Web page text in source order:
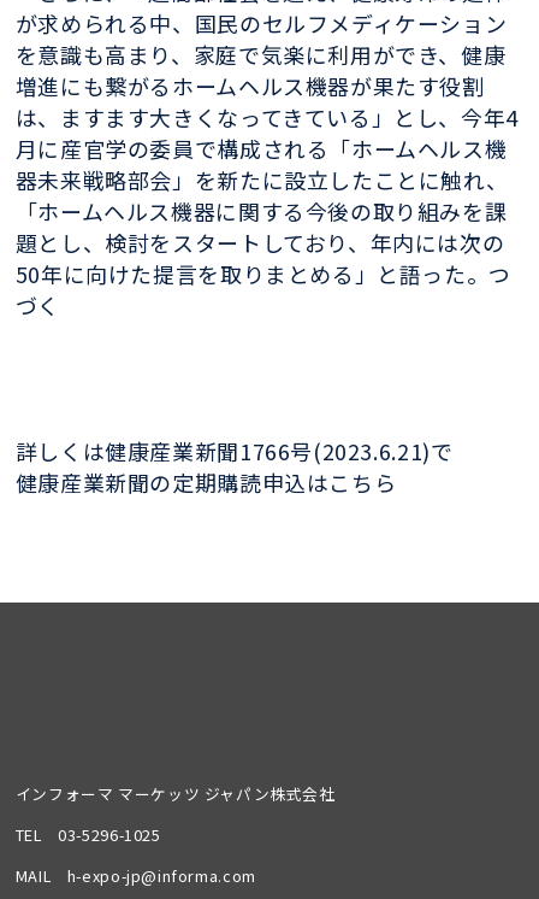
が求められる中、国民のセルフメディケーション
を意識も高まり、家庭で気楽に利用ができ、健康
増進にも繋がるホームヘルス機器が果たす役割
は、ますます大きくなってきている」とし、今年4
月に産官学の委員で構成される「ホームヘルス機
器未来戦略部会」を新たに設立したことに触れ、
「ホームヘルス機器に関する今後の取り組みを課
題とし、検討をスタートしており、年内には次の
50年に向けた提言を取りまとめる」と語った。つ
づく
詳しくは健康産業新聞1766号(2023.6.21)で
健康産業新聞の定期購読申込はこちら
インフォーマ マーケッツ ジャパン株式会社
TEL03-5296-1025
MAIL h-expo-jp@informa.com